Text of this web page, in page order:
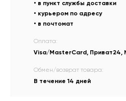
• в пункт службы доставки
• курьером по адресу
• в почтомат
Оплата:
Visa/MasterCard, Приват24,
Обмен/возврат товара:
В течение 14 дней